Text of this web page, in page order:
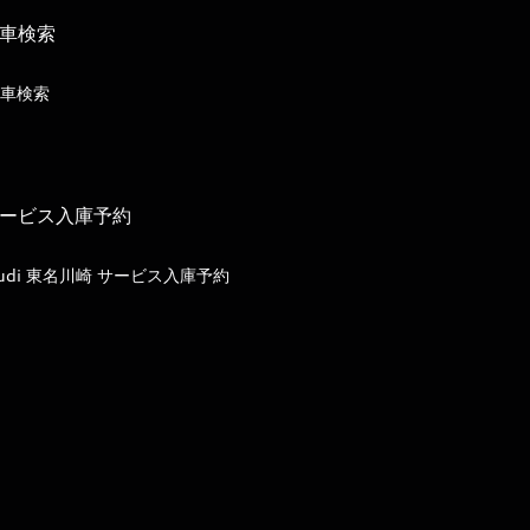
検索
検索
ビス入庫予約
東名川崎 サービス入庫予約